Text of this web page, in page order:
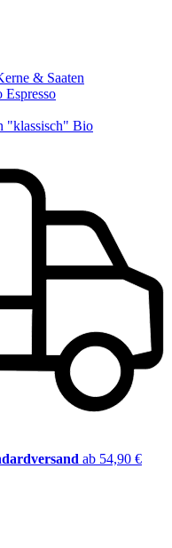
& Saaten
Espresso
"klassisch" Bio
ab 54,90 €